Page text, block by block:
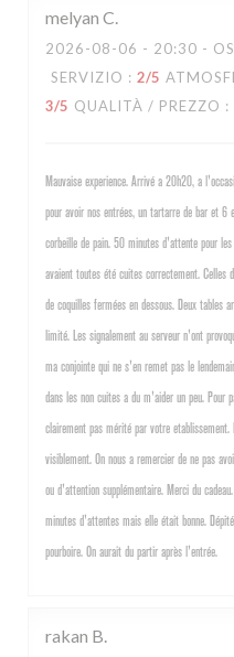
melyan C
2026-08-06 - 20:30 -
SERVIZIO : 2/5
3/5 QUALITÀ / PREZZO :
Mauvaise experience. Arrivé a 20h20, a
pour avoir nos entrées, un tartarre de bar et 6
corbeille de pain. 50 minutes d'attente pour
avaient toutes été cuites correctement. Celles
de coquilles fermées en dessous. Deux tables
limité. Les signalement au serveur n'ont
ma conjointe qui ne s'en remet pas le
dans les non cuites a du m'aider un peu.
clairement pas mérité par votre
visiblement. On nous a remercier de ne pas
ou d'attention supplémentaire. Merci du
minutes d'attentes mais elle était bonne.
pourboire. On aurait du partir après l'entrée.
rakan B